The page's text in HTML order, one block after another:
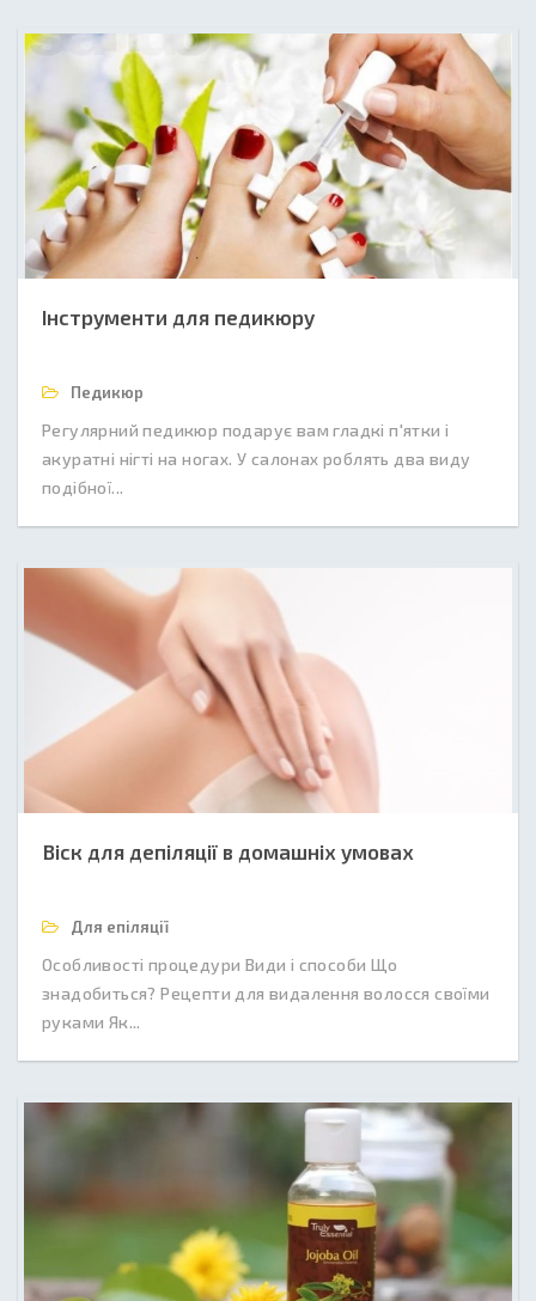
Інструменти для педикюру
Педикюр
Регулярний педикюр подарує вам гладкі п'ятки і
акуратні нігті на ногах. У салонах роблять два виду
подібної...
Віск для депіляції в домашніх умовах
Для епіляції
Особливості процедури Види і способи Що
знадобиться? Рецепти для видалення волосся своїми
руками Як...